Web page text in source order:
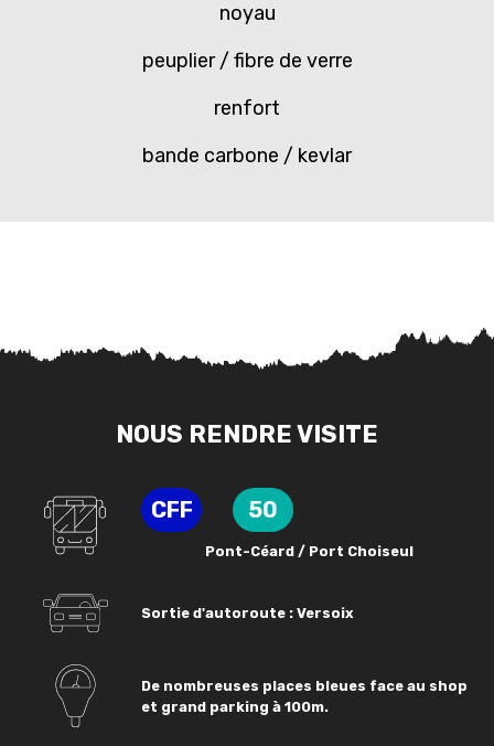
noyau
peuplier / fibre de verre
renfort
bande carbone / kevlar
NOUS RENDRE VISITE
CFF 50
Pont-Céard / Port Choiseul
Sortie d'autoroute : Versoix
De nombreuses places bleues face au shop
et grand parking à 100m.